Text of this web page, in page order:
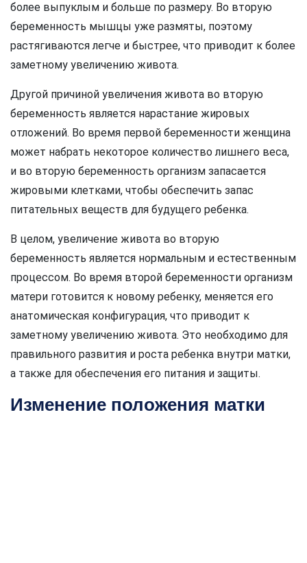
более выпуклым и больше по размеру. Во вторую
беременность мышцы уже размяты, поэтому
растягиваются легче и быстрее, что приводит к более
заметному увеличению живота.
Другой причиной увеличения живота во вторую
беременность является нарастание жировых
отложений. Во время первой беременности женщина
может набрать некоторое количество лишнего веса,
и во вторую беременность организм запасается
жировыми клетками, чтобы обеспечить запас
питательных веществ для будущего ребенка.
В целом, увеличение живота во вторую
беременность является нормальным и естественным
процессом. Во время второй беременности организм
матери готовится к новому ребенку, меняется его
анатомическая конфигурация, что приводит к
заметному увеличению живота. Это необходимо для
правильного развития и роста ребенка внутри матки,
а также для обеспечения его питания и защиты.
Изменение положения матки